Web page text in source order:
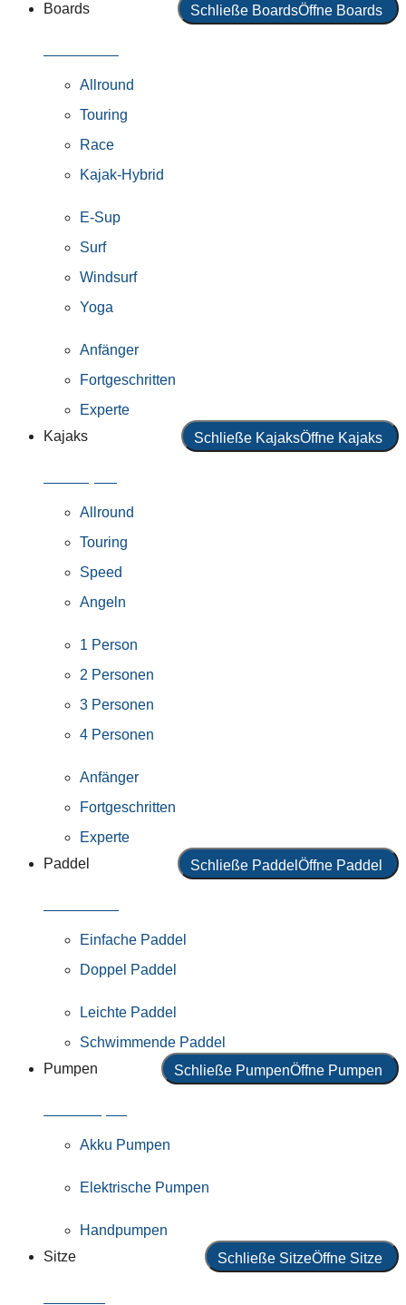
Boards Schließe BoardsÖffne Boards
Allround
Touring
Race
Kajak-Hybrid
E-Sup
Surf
Windsurf
Yoga
Anfänger
Fortgeschritten
Experte
Kajaks
Schließe KajaksÖffne Kajaks
Allround
Touring
Speed
Angeln
1 Person
2 Personen
3 Personen
4 Personen
Anfänger
Fortgeschritten
Experte
Paddel
Schließe Paddel Öffne Paddel
Einfache Paddel
Doppel Paddel
Leichte Paddel
Schwimmende Paddel
Pumpen
Schließe PumpenÖffne Pumpen
Akku Pumpen
Elektrische Pumpen
Handpumpen
Sitze
Schließe SitzeÖffne Sitze